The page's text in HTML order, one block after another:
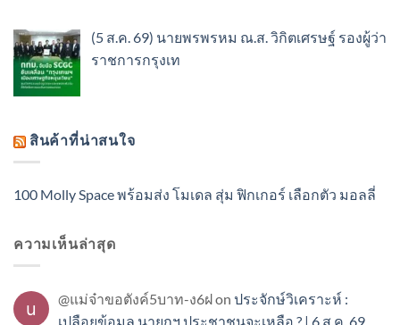
(5 ส.ค. 69) นายพรพรหม ณ.ส. วิกิตเศรษฐ์ รองผู้ว่า
ราชการกรุงเท
สินค้าที่น่าสนใจ
100 Molly Space พร้อมส่ง โมเดล สุ่ม ฟิกเกอร์ เลือกตัว มอลลี่
ความเห็นล่าสุด
@แม่จ๋าขอตังค์5บาท-ง6ฝon ประจักษ์วิเคราะห์ :
เปลือยข้อมูล นายกฯ ประชาชนจะเหลือ ? | 6 ส.ค. 69